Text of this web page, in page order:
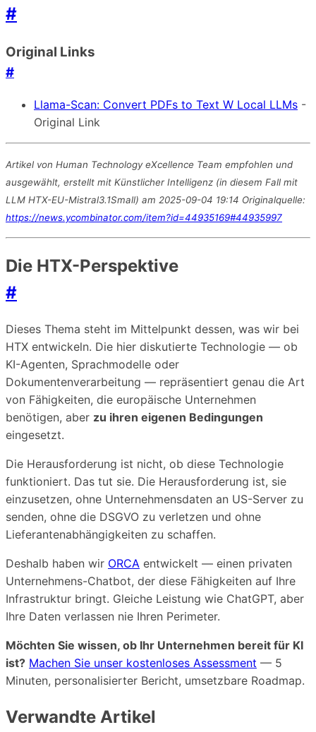
#
Original Links
#
Llama-Scan: Convert PDFs to Text W Local LLMs -
Original Link
Artikel von Human Technology eXcellence Team empfohlen und
ausgewählt, erstellt mit Künstlicher Intelligenz (in diesem Fall mit
LLM HTX-EU-Mistral3.1Small) am 2025-09-04 19:14 Originalquelle:
https://news.ycombinator.com/item?id=44935169#44935997
Die HTX-Perspektive
#
Dieses Thema steht im Mittelpunkt dessen, was wir bei
HTX entwickeln. Die hier diskutierte Technologie — ob
KI-Agenten, Sprachmodelle oder
Dokumentenverarbeitung — repräsentiert genau die Art
von Fähigkeiten, die europäische Unternehmen
benötigen, aber zu ihren eigenen Bedingungen
eingesetzt.
Die Herausforderung ist nicht, ob diese Technologie
funktioniert. Das tut sie. Die Herausforderung ist, sie
einzusetzen, ohne Unternehmensdaten an US-Server zu
senden, ohne die DSGVO zu verletzen und ohne
Lieferantenabhängigkeiten zu schaffen.
Deshalb haben wir ORCA entwickelt — einen privaten
Unternehmens-Chatbot, der diese Fähigkeiten auf Ihre
Infrastruktur bringt. Gleiche Leistung wie ChatGPT, aber
Ihre Daten verlassen nie Ihren Perimeter.
Möchten Sie wissen, ob Ihr Unternehmen bereit für KI
ist? Machen Sie unser kostenloses Assessment — 5
Minuten, personalisierter Bericht, umsetzbare Roadmap.
Verwandte Artikel